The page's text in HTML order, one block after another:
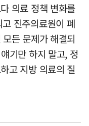
의료 정책 변화를
진주의료원이 폐
든 문제가 해결되
기만 하지 말고, 정
고 지방 의료의 질